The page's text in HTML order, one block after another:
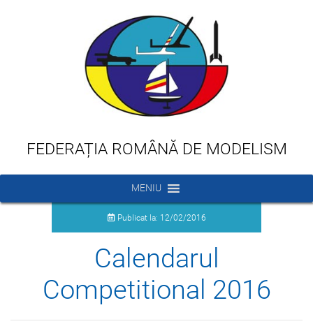
FEDERAȚIA ROMÂNĂ DE MODELISM
MENIU
Publicat la: 12/02/2016
Calendarul
Competitional 2016